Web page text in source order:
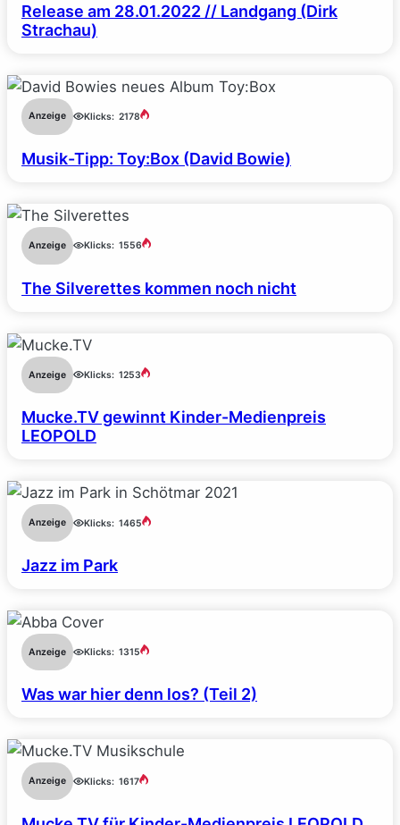
Release am 28.01.2022 // Landgang (Dirk
Strachau)
Anzeige Klicks: 2178
Musik-Tipp: Toy:Box (David Bowie)
Anzeige Klicks: 1556
The Silverettes kommen noch nicht
Anzeige Klicks: 1253
Mucke.TV gewinnt Kinder-Medienpreis
LEOPOLD
Anzeige Klicks: 1465
Jazz im Park
Anzeige Klicks: 1315
Was war hier denn los? (Teil 2)
Anzeige Klicks: 1617